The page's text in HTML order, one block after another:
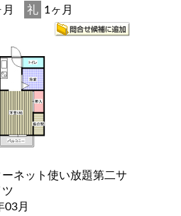
礼 1ヶ月
ーネット使い放題第二サ
ツ
03月